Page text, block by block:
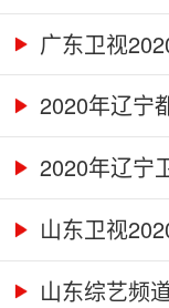
广东卫视
2020年辽宁
2020年辽宁
山东卫视
山东综艺频